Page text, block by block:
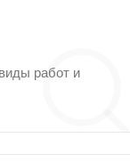
работ и